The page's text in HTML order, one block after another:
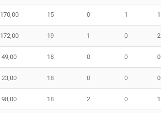
170,00 15 0 1 1
172,00 19 1 0 2
49,00 18 0 0 0
23,00 18 0 0 0
98,00 18 2 0 1